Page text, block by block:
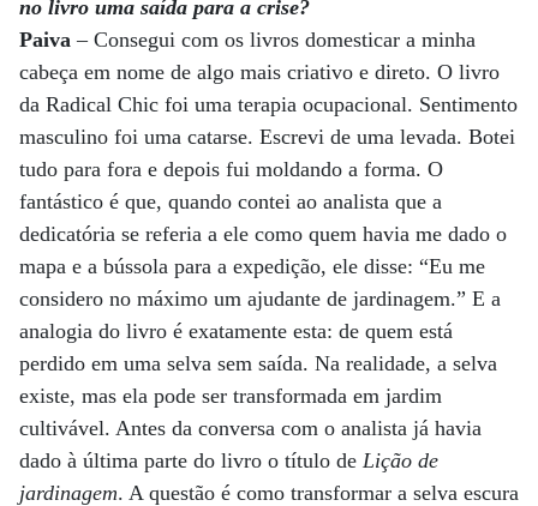
no livro uma saída para a crise?
Paiva – Consegui com os livros domesticar a minha
cabeça em nome de algo mais criativo e direto. O livro
da Radical Chic foi uma terapia ocupacional. Sentimento
masculino foi uma catarse. Escrevi de uma levada. Botei
tudo para fora e depois fui moldando a forma. O
fantástico é que, quando contei ao analista que a
dedicatória se referia a ele como quem havia me dado o
mapa e a bússola para a expedição, ele disse: “Eu me
considero no máximo um ajudante de jardinagem.” E a
analogia do livro é exatamente esta: de quem está
perdido em uma selva sem saída. Na realidade, a selva
existe, mas ela pode ser transformada em jardim
cultivável. Antes da conversa com o analista já havia
dado à última parte do livro o título de Lição de
jardinagem. A questão é como transformar a selva escura